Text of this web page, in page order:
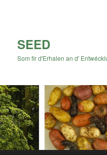
SEED
Som fir d'Erhalen an d'